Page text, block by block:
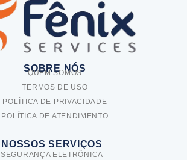
SOBRE NÓS
QUEM SOMOS
TERMOS DE USO
POLÍTICA DE PRIVACIDADE
POLÍTICA DE ATENDIMENTO
NOSSOS SERVIÇOS
SEGURANÇA ELETRÔNICA